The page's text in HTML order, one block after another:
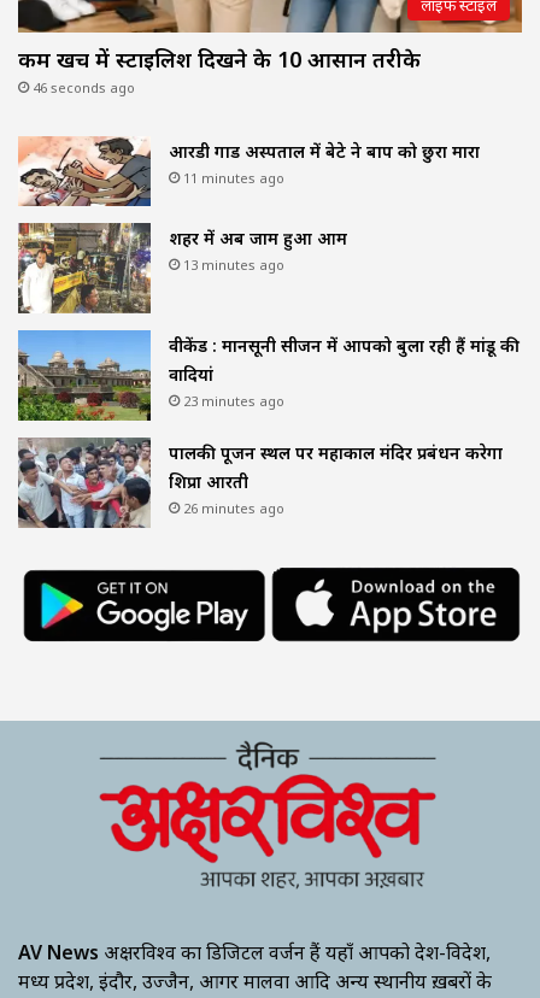
लाइफ स्टाइल
कम खर्च में स्टाइलिश दिखने के 10 आसान तरीके
46 seconds ago
आरडी गार्डी अस्पताल में बेटे ने बाप को छुरा मारा
11 minutes ago
शहर में अब जाम हुआ आम
13 minutes ago
वीकेंड : मानसूनी सीजन में आपको बुला रही हैं मांडू की
वादियां
23 minutes ago
पालकी पूजन स्थल पर महाकाल मंदिर प्रबंधन करेगा
शिप्रा आरती
26 minutes ago
AV News अक्षरविश्व का डिजिटल वर्जन हैं यहाँ आपको देश-विदेश,
मध्य प्रदेश, इंदौर, उज्जैन, आगर मालवा आदि अन्य स्थानीय ख़बरों के